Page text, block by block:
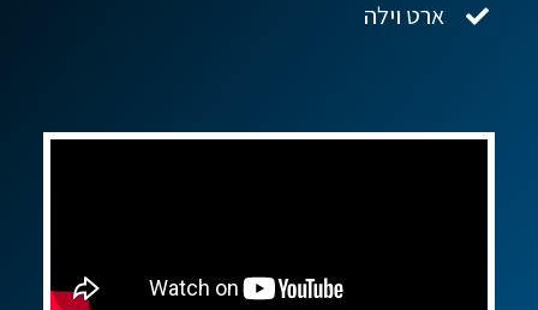
ארט וילה